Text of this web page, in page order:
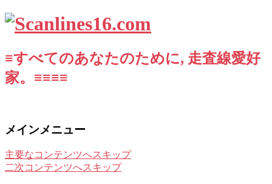
≡すべてのあなたのために, 走査線愛好
家。≡≡≡≡
メインメニュー
主要なコンテンツへスキップ
二次コンテンツへスキップ